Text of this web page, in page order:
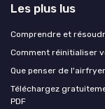
Les plus lus
Comprendre et
Comment réinitialiser
Que penser de
Téléchargez
PDF